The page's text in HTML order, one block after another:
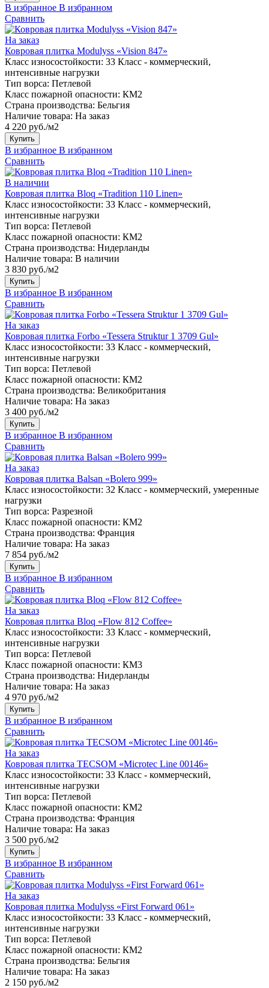
В избранное В избранном
Сравнить
На заказ
Ковровая плитка Modulyss «Vision 847»
Класс износостойкости: 33 Класс - коммерческий,
интенсивные нагрузки
Тип ворса: Петлевой
Класс пожарной опасности: КМ2
Страна производства: Бельгия
Наличие товара: На заказ
4 220 руб./м2
Купить
В избранное В избранном
Сравнить
В наличии
Ковровая плитка Bloq «Tradition 110 Linen»
Класс износостойкости: 33 Класс - коммерческий,
интенсивные нагрузки
Тип ворса: Петлевой
Класс пожарной опасности: КМ2
Страна производства: Нидерланды
Наличие товара: В наличии
3 830 руб./м2
Купить
В избранное В избранном
Сравнить
На заказ
Ковровая плитка Forbo «Tessera Struktur 1 3709 Gul»
Класс износостойкости: 33 Класс - коммерческий,
интенсивные нагрузки
Тип ворса: Петлевой
Класс пожарной опасности: КМ2
Страна производства: Великобритания
Наличие товара: На заказ
3 400 руб./м2
Купить
В избранное В избранном
Сравнить
На заказ
Ковровая плитка Balsan «Bolero 999»
Класс износостойкости: 32 Класс - коммерческий, умеренные
нагрузки
Тип ворса: Разрезной
Класс пожарной опасности: КМ2
Страна производства: Франция
Наличие товара: На заказ
7 854 руб./м2
Купить
В избранное В избранном
Сравнить
На заказ
Ковровая плитка Bloq «Flow 812 Coffee»
Класс износостойкости: 33 Класс - коммерческий,
интенсивные нагрузки
Тип ворса: Петлевой
Класс пожарной опасности: КМ3
Страна производства: Нидерланды
Наличие товара: На заказ
4 970 руб./м2
Купить
В избранное В избранном
Сравнить
На заказ
Ковровая плитка TECSOM «Microtec Line 00146»
Класс износостойкости: 33 Класс - коммерческий,
интенсивные нагрузки
Тип ворса: Петлевой
Класс пожарной опасности: КМ2
Страна производства: Франция
Наличие товара: На заказ
3 500 руб./м2
Купить
В избранное В избранном
Сравнить
На заказ
Ковровая плитка Modulyss «First Forward 061»
Класс износостойкости: 33 Класс - коммерческий,
интенсивные нагрузки
Тип ворса: Петлевой
Класс пожарной опасности: КМ2
Страна производства: Бельгия
Наличие товара: На заказ
2 150 руб./м2